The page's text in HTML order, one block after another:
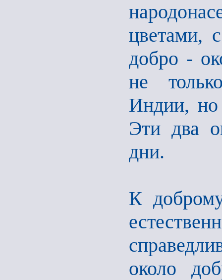
цветами,
добро -
не
Индии, но
Эти два
дни.
К
около